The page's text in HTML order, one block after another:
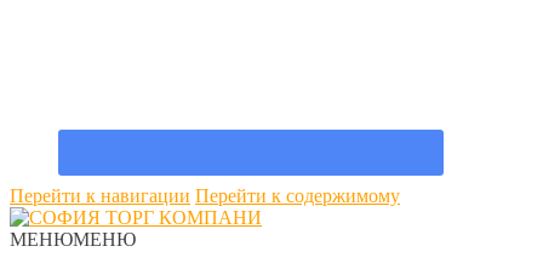
Перейти к навигации Перейти к содержимому
МЕНЮМЕНЮ